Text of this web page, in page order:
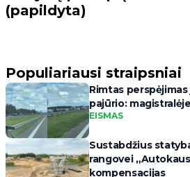
(papildyta)
Populiariausi straipsniai
Rimtas
pajūrio:
EISMAS
Sustabdžius
rangovei
kompensacijas